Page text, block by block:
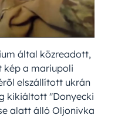
által közreadott,
kép a mariupoli
elszállított ukrán
kikiáltott "Donyecki
alatt álló Oljonivka